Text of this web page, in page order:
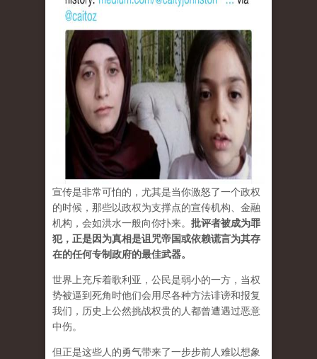
宣传是非常可怕的，尤其是当你激怒了一个政权
的时候，那些以政权为支撑点的宣传机构、金融
机构，会如洪水一般向你扑来。 批评者被成为罪
犯，正是因为真相是诅咒帝国或依赖谎言为其存
在的任何专制政府的最佳武器。
世界上充斥着歌利亚，公民是弱小的一方，当权
势被逼到死角时他们会用尽各种方法诽谤和报复
我们，历史上公然挑战权贵的人都曾遭遇过恶意
中伤。
但正是这些人的勇气带来了一步步前人难以想象